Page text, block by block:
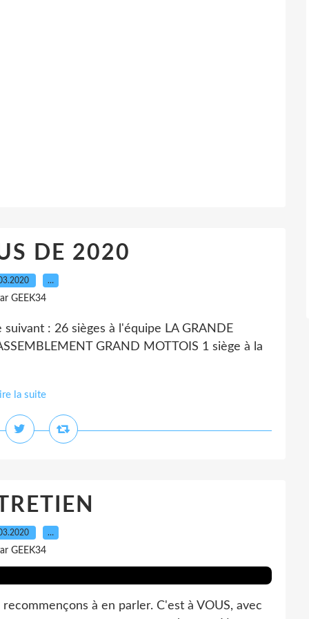
DE 2020
…
GEEK34
: 26 sièges à l'équipe LA GRANDE
GRAND MOTTOIS 1 siège à la
la suite
…
GEEK34
à en parler. C'est à VOUS, avec